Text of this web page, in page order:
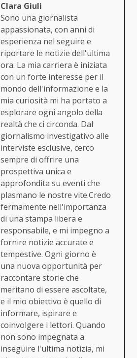
Clara Giuli
Sono una giornalista
appassionata, con anni di
esperienza nel seguire e
riportare le notizie dell'ultima
ora. La mia carriera è iniziata
con un forte interesse per il
mondo dell'informazione e la
mia curiosità mi ha portato a
esplorare ogni angolo della
realtà che ci circonda. Dal
giornalismo investigativo alle
interviste esclusive, cerco
sempre di offrire una
prospettiva unica e
approfondita su eventi che
plasmano le nostre vite.Credo
fermamente nell'importanza
di una stampa libera e
responsabile, e mi impegno a
fornire notizie accurate e
tempestive. Ogni giorno è
una nuova opportunità per
raccontare storie che
meritano di essere ascoltate,
e il mio obiettivo è quello di
informare, ispirare e
coinvolgere i lettori. Quando
non sono impegnata a
inseguire l'ultima notizia, mi